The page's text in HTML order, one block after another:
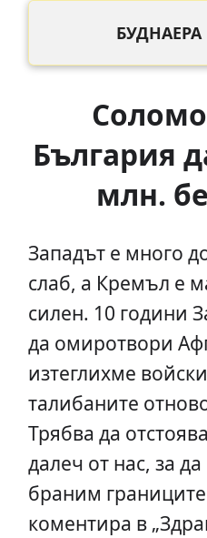
БУДНАЕРА
България
млн.
Западът е много
слаб, а Кремъл е
силен. 10 години
да омиротвори
изтеглихме
талибаните
Трябва да
далеч от нас, за
браним
коментира в